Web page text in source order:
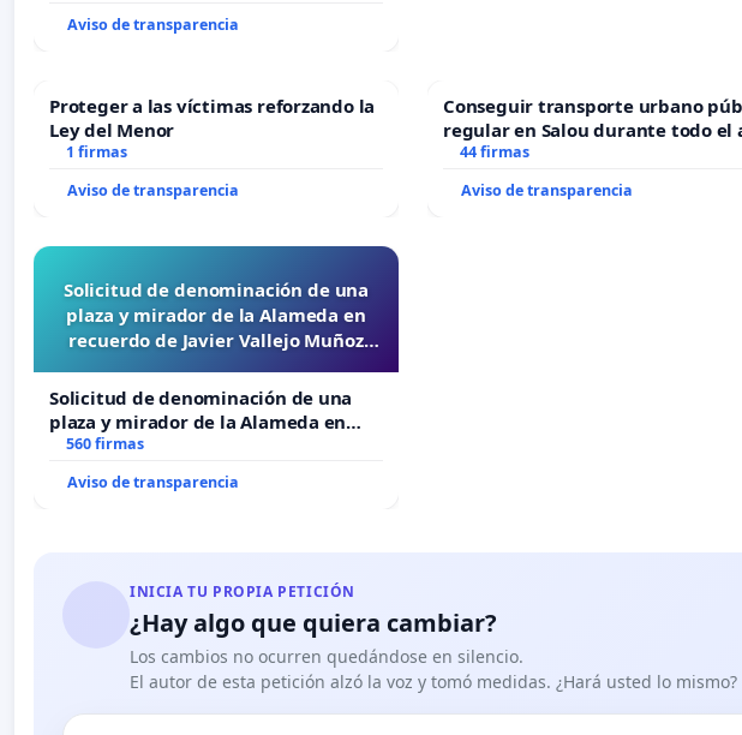
Aviso de transparencia
Proteger a las víctimas reforzando la
Ley del Menor
1 firmas
Aviso de transparencia
Conseguir transporte urbano
regular en Salou durante todo el
44 firmas
Aviso de transparencia
Solicitud de denominación de una
plaza y mirador de la Alameda en
recuerdo de Javier Vallejo Muñoz
Solicitud de denominación de una
plaza y mirador de la Alameda en
recuerdo de Javier Vallejo Muñoz
560 firmas
Aviso de transparencia
INICIA TU PROPIA PETICIÓN
¿Hay algo que quiera cambiar?
Los cambios no ocurren quedándose en silencio.
El autor de esta petición alzó la voz y tomó medidas. ¿Hará usted lo mismo?